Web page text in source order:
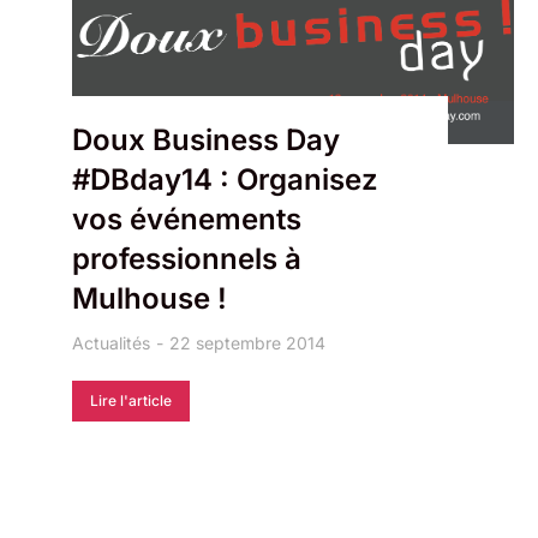
Doux Business Day
#DBday14 : Organisez
vos événements
professionnels à
Mulhouse !
Actualités 22 septembre 2014
Lire l'article